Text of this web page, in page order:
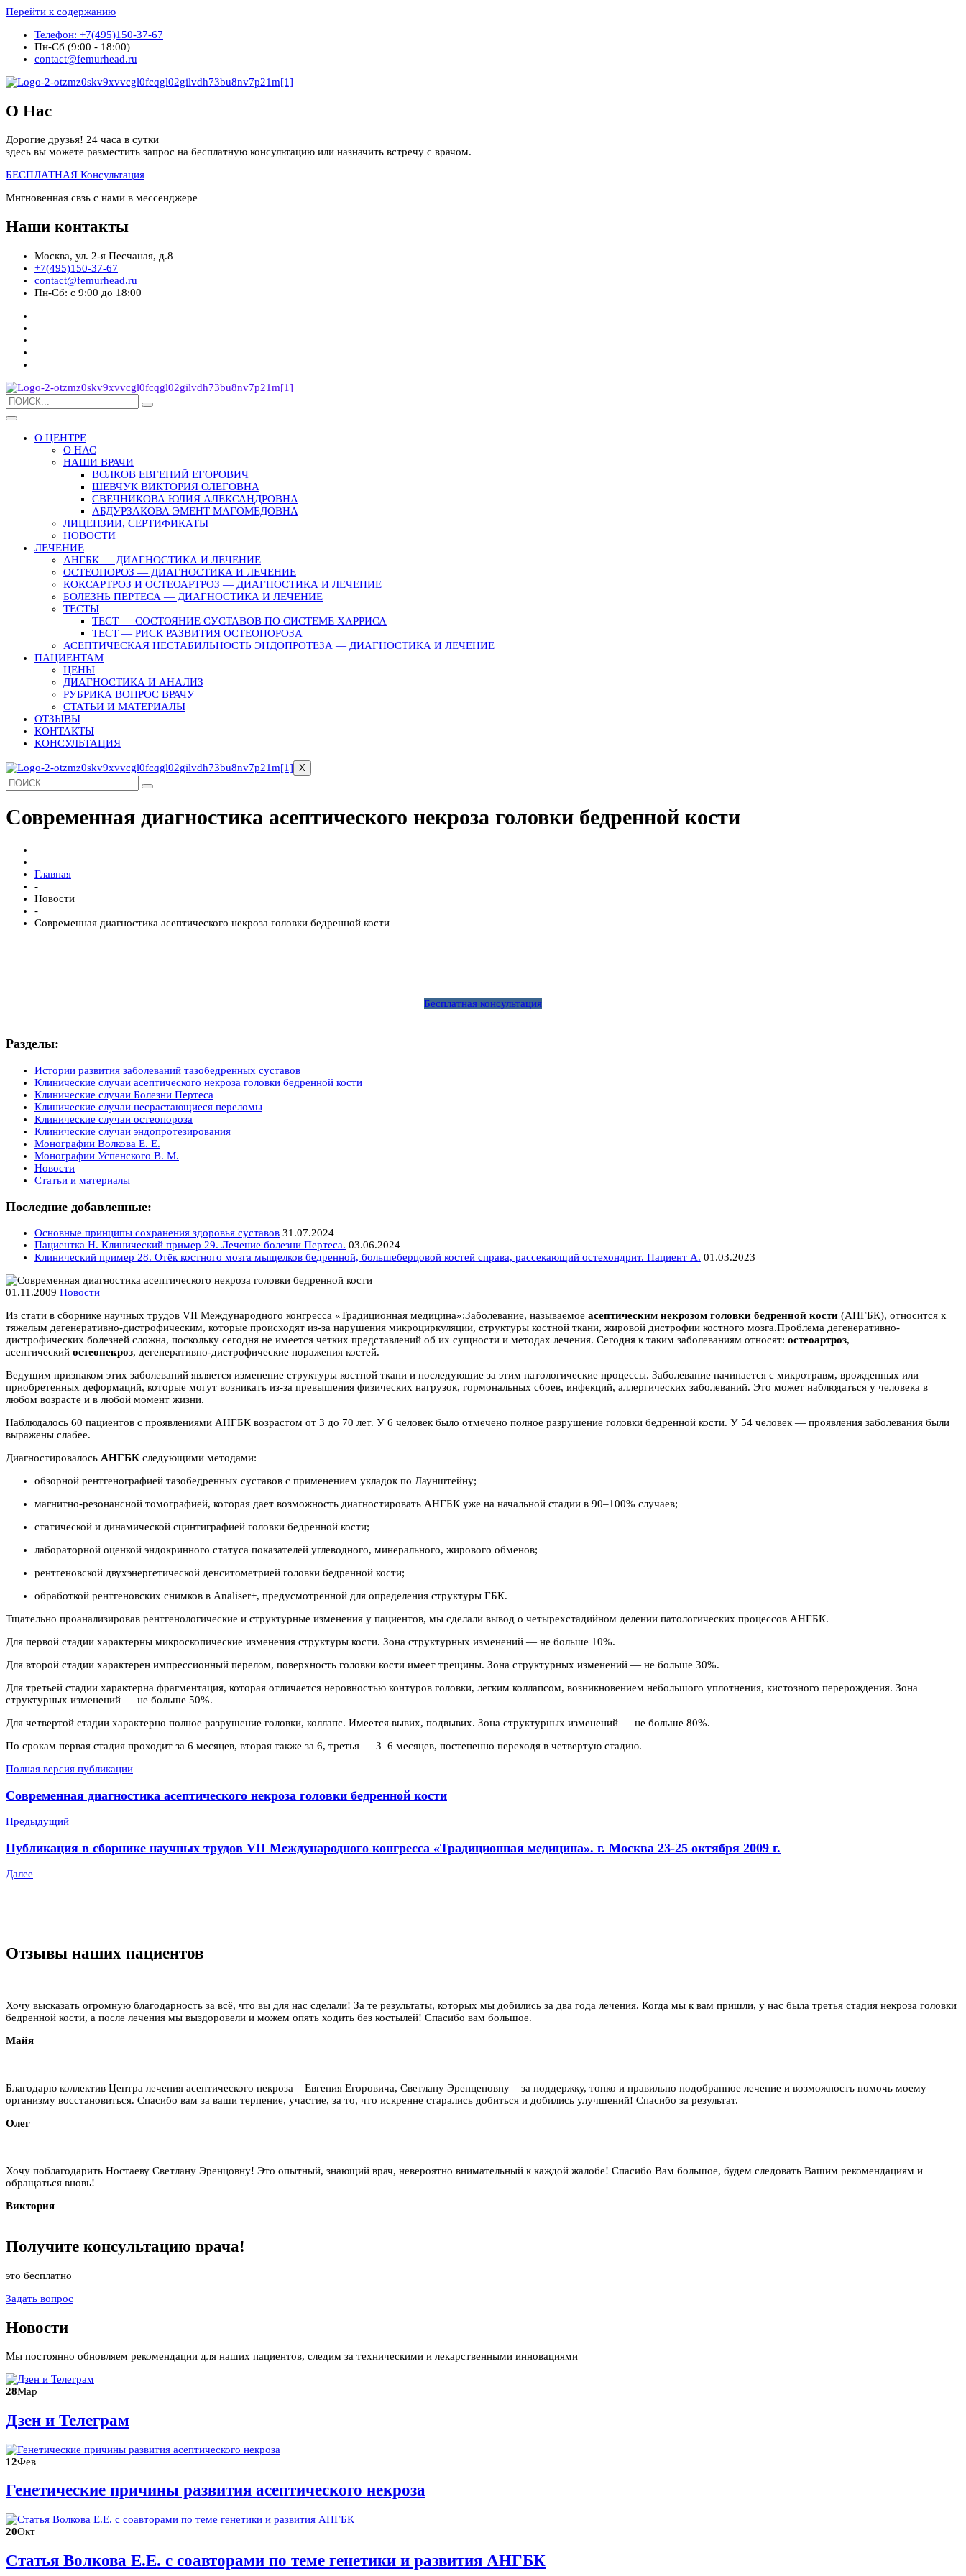
Перейти к содержанию
Телефон: +7(495)150-37-67
Пн-Сб (9:00 - 18:00)
contact@femurhead.ru
О Нас
Дорогие друзья! 24 часа в сутки
здесь вы можете разместить запрос на бесплатную консультацию или назначить встречу с врачом.
БЕСПЛАТНАЯ Консультация
Мнгновенная свзь с нами в мессенджере
Наши контакты
Москва, ул. 2-я Песчаная, д.8
+7(495)150-37-67
contact@femurhead.ru
Пн-Сб: с 9:00 до 18:00
О ЦЕНТРЕ
О НАС
НАШИ ВРАЧИ
ВОЛКОВ ЕВГЕНИЙ ЕГОРОВИЧ
ШЕВЧУК ВИКТОРИЯ ОЛЕГОВНА
СВЕЧНИКОВА ЮЛИЯ АЛЕКСАНДРОВНА
АБДУРЗАКОВА ЭМЕНТ МАГОМЕДОВНА
ЛИЦЕНЗИИ, СЕРТИФИКАТЫ
НОВОСТИ
ЛЕЧЕНИЕ
АНГБК — ДИАГНОСТИКА И ЛЕЧЕНИЕ
ОСТЕОПОРОЗ — ДИАГНОСТИКА И ЛЕЧЕНИЕ
КОКСАРТРОЗ И ОСТЕОАРТРОЗ — ДИАГНОСТИКА И ЛЕЧЕНИЕ
БОЛЕЗНЬ ПЕРТЕСА — ДИАГНОСТИКА И ЛЕЧЕНИЕ
ТЕСТЫ
ТЕСТ — СОСТОЯНИЕ СУСТАВОВ ПО СИСТЕМЕ ХАРРИСА
ТЕСТ — РИСК РАЗВИТИЯ ОСТЕОПОРОЗА
АСЕПТИЧЕСКАЯ НЕСТАБИЛЬНОСТЬ ЭНДОПРОТЕЗА — ДИАГНОСТИКА И ЛЕЧЕНИЕ
ПАЦИЕНТАМ
ЦЕНЫ
ДИАГНОСТИКА И АНАЛИЗ
РУБРИКА ВОПРОС ВРАЧУ
СТАТЬИ И МАТЕРИАЛЫ
ОТЗЫВЫ
КОНТАКТЫ
КОНСУЛЬТАЦИЯ
X
Современная диагностика асептического некроза головки бедренной кости
Главная
-
Новости
-
Современная диагностика асептического некроза головки бедренной кости
Бесплатная консультация
Разделы:
Истории развития заболеваний тазобедренных суставов
Клинические случаи асептического некроза головки бедренной кости
Клинические случаи Болезни Пертеса
Клинические случаи несрастающиеся переломы
Клинические случаи остеопороза
Клинические случаи эндопротезирования
Монографии Волкова Е. Е.
Монографии Успенского В. М.
Новости
Статьи и материалы
Последние добавленные:
Основные принципы сохранения здоровья суставов 31.07.2024
Пациентка Н. Клинический пример 29. Лечение болезни Пертеса. 03.06.2024
Клинический пример 28. Отёк костного мозга мыщелков бедренной, большеберцовой костей справа, рассекающий остехондрит. Пациент А. 01.03.2023
01.11.2009 Новости
Из стати в сборнике научных трудов VII Международного конгресса «Традиционная медицина»:Заболевание, называемое асептическим некрозом головки бедренной кости (АНГБК), относится к
тяжелым дегенеративно-дистрофическим, которые происходят из-за нарушения микроциркуляции, структуры костной ткани, жировой дистрофии костного мозга.Проблема дегенеративно-
дистрофических болезней сложна, поскольку сегодня не имеется четких представлений об их сущности и методах лечения. Сегодня к таким заболеваниям относят: остеоартроз,
асептический остеонекроз, дегенеративно-дистрофические поражения костей.
Ведущим признаком этих заболеваний является изменение структуры костной ткани и последующие за этим патологические процессы. Заболевание начинается с микротравм, врожденных или
приобретенных деформаций, которые могут возникать из-за превышения физических нагрузок, гормональных сбоев, инфекций, аллергических заболеваний. Это может наблюдаться у человека в
любом возрасте и в любой момент жизни.
Наблюдалось 60 пациентов с проявлениями АНГБК возрастом от 3 до 70 лет. У 6 человек было отмечено полное разрушение головки бедренной кости. У 54 человек — проявления заболевания были
выражены слабее.
Диагностировалось АНГБК следующими методами:
обзорной рентгенографией тазобедренных суставов с применением укладок по Лаунштейну;
магнитно-резонансной томографией, которая дает возможность диагностировать АНГБК уже на начальной стадии в 90–100% случаев;
статической и динамической сцинтиграфией головки бедренной кости;
лабораторной оценкой эндокринного статуса показателей углеводного, минерального, жирового обменов;
рентгеновской двухэнергетической денситометрией головки бедренной кости;
обработкой рентгеновских снимков в Analiser+, предусмотренной для определения структуры ГБК.
Тщательно проанализировав рентгенологические и структурные изменения у пациентов, мы сделали вывод о четырехстадийном делении патологических процессов АНГБК.
Для первой стадии характерны микроскопические изменения структуры кости. Зона структурных изменений — не больше 10%.
Для второй стадии характерен импрессионный перелом, поверхность головки кости имеет трещины. Зона структурных изменений — не больше 30%.
Для третьей стадии характерна фрагментация, которая отличается неровностью контуров головки, легким коллапсом, возникновением небольшого уплотнения, кистозного перерождения. Зона
структурных изменений — не больше 50%.
Для четвертой стадии характерно полное разрушение головки, коллапс. Имеется вывих, подвывих. Зона структурных изменений — не больше 80%.
По срокам первая стадия проходит за 6 месяцев, вторая также за 6, третья — 3–6 месяцев, постепенно переходя в четвертую стадию.
Полная версия публикации
Современная диагностика асептического некроза головки бедренной кости
Предыдущий
Публикация в сборнике научных трудов VII Международного конгресса «Традиционная медицина». г. Москва 23-25 октября 2009 г.
Далее
Отзывы наших пациентов
Хочу высказать огромную благодарность за всё, что вы для нас сделали! За те результаты, которых мы добились за два года лечения. Когда мы к вам пришли, у нас была третья стадия некроза головки
бедренной кости, а после лечения мы выздоровели и можем опять ходить без костылей! Спасибо вам большое.
Майя
Благодарю коллектив Центра лечения асептического некроза – Евгения Егоровича, Светлану Эренценовну – за поддержку, тонко и правильно подобранное лечение и возможность помочь моему
организму восстановиться. Спасибо вам за ваши терпение, участие, за то, что искренне старались добиться и добились улучшений! Спасибо за результат.
Олег
Хочу поблагодарить Ностаеву Светлану Эренцовну! Это опытный, знающий врач, невероятно внимательный к каждой жалобе! Спасибо Вам большое, будем следовать Вашим рекомендациям и
обращаться вновь!
Виктория
Получите консультацию врача!
это бесплатно
Задать вопрос
Новости
Мы постоянно обновляем рекомендации для наших пациентов, следим за техническими и лекарственными инновациями
28Мар
Дзен и Телеграм
12Фев
Генетические причины развития асептического некроза
20Окт
Статья Волкова Е.Е. с соавторами по теме генетики и развития АНГБК